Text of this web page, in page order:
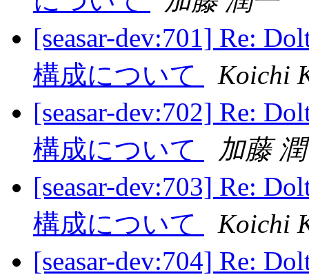
[seasar-dev:701] Re:
構成について
Koichi
[seasar-dev:702] Re:
構成について
加藤
[seasar-dev:703] Re:
構成について
Koichi
[seasar-dev:704] Re: